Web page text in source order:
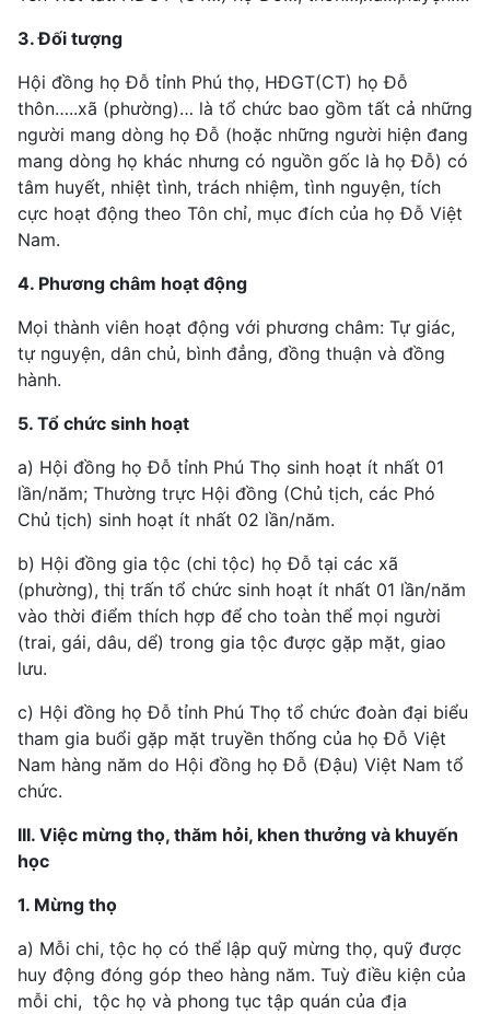
3. Đối tượng
Hội đồng họ Đỗ tỉnh Phú thọ, HĐGT(CT) họ Đỗ
thôn…..xã (phường)… là tổ chức bao gồm tất cả những
người mang dòng họ Đỗ (hoặc những người hiện đang
mang dòng họ khác nhưng có nguồn gốc là họ Đỗ) có
tâm huyết, nhiệt tình, trách nhiệm, tình nguyện, tích
cực hoạt động theo Tôn chỉ, mục đích của họ Đỗ Việt
Nam.
4. Phương châm hoạt động
Mọi thành viên hoạt động với phương châm: Tự giác,
tự nguyện, dân chủ, bình đẳng, đồng thuận và đồng
hành.
5. Tổ chức sinh hoạt
a) Hội đồng họ Đỗ tỉnh Phú Thọ sinh hoạt ít nhất 01
lần/năm; Thường trực Hội đồng (Chủ tịch, các Phó
Chủ tịch) sinh hoạt ít nhất 02 lần/năm.
b) Hội đồng gia tộc (chi tộc) họ Đỗ tại các xã
(phường), thị trấn tổ chức sinh hoạt ít nhất 01 lần/năm
vào thời điểm thích hợp để cho toàn thể mọi người
(trai, gái, dâu, dể) trong gia tộc được gặp mặt, giao
lưu.
c) Hội đồng họ Đỗ tỉnh Phú Thọ tổ chức đoàn đại biểu
tham gia buổi gặp mặt truyền thống của họ Đỗ Việt
Nam hàng năm do Hội đồng họ Đỗ (Đậu) Việt Nam tổ
chức.
III. Việc mừng thọ, thăm hỏi, khen thưởng và khuyến
học
1. Mừng thọ
a) Mỗi chi, tộc họ có thể lập quỹ mừng thọ, quỹ được
huy động đóng góp theo hàng năm. Tuỳ điều kiện của
mỗi chi, tộc họ và phong tục tập quán của địa